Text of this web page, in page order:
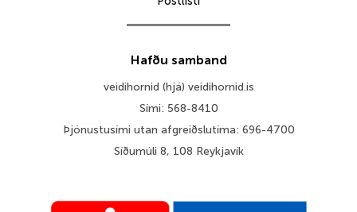
Hafðu samband
veidihornid (hjá) veidihornid.is
Sími: 568-8410
Þjónustusími utan afgreiðslutíma: 696-4700
Síðumúli 8, 108 Reykjavík